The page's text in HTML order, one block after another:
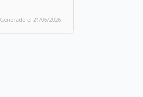
Generado el 21/06/2026